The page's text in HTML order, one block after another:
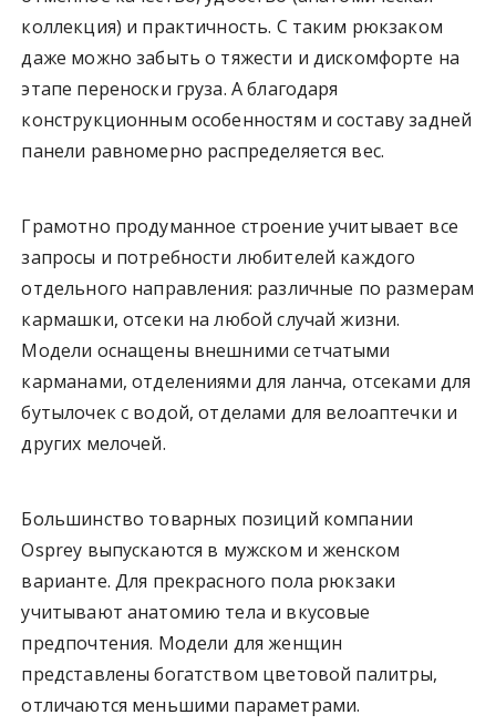
коллекция) и практичность. С таким рюкзаком
даже можно забыть о тяжести и дискомфорте на
этапе переноски груза. А благодаря
конструкционным особенностям и составу задней
панели равномерно распределяется вес.
Грамотно продуманное строение учитывает все
запросы и потребности любителей каждого
отдельного направления: различные по размерам
кармашки, отсеки на любой случай жизни.
Модели оснащены внешними сетчатыми
карманами, отделениями для ланча, отсеками для
бутылочек с водой, отделами для велоаптечки и
других мелочей.
Большинство товарных позиций компании
Osprey выпускаются в мужском и женском
варианте. Для прекрасного пола рюкзаки
учитывают анатомию тела и вкусовые
предпочтения. Модели для женщин
представлены богатством цветовой палитры,
отличаются меньшими параметрами.